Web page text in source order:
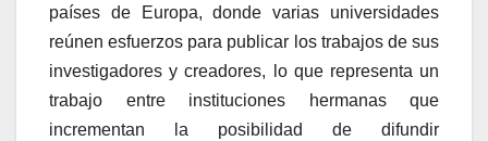
países de Europa, donde varias universidades
reúnen esfuerzos para publicar los trabajos de sus
investigadores y creadores, lo que representa un
trabajo entre instituciones hermanas que
incrementan la posibilidad de difundir